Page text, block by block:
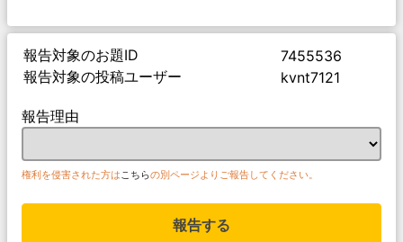
報告対象のお題ID
7455536
報告対象の投稿ユーザー
kvnt7121
報告理由
権利を侵害された方は こちらの別ページよりご報告してください。
報告する